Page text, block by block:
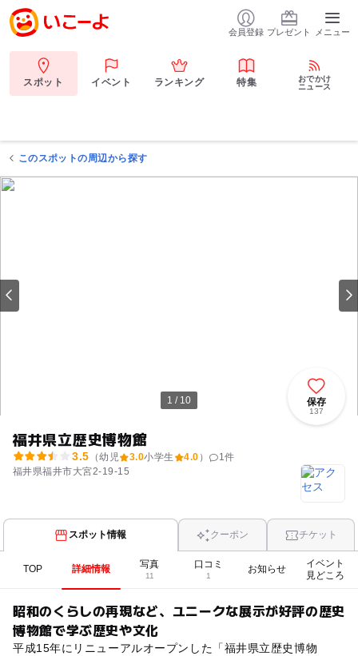
会員登録 プレゼント メニュー
スポット イベント ランキング 特集
おでかけ
ニュース
このスポットの周辺から探す
1 / 10
福井県立歴史博物館
3.5 （幼児 3.0小学生 4.0 ） 1件
福井県福井市大宮2-19-15
保存
137
スポット情報 クーポン チケット
TOP 詳細情報 写真
11
口コミ
1
お知らせ
イベント
見どころ
昭和のくらしの再現など、ユニークな展示が好評の歴史
博物館で学ぶ歴史や文化
平成15年にリニューアルオープンした「福井県立歴史博物